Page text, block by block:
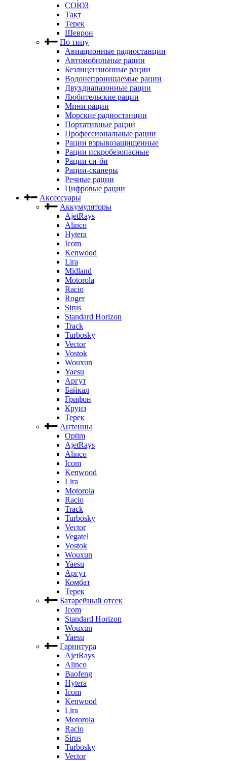
СОЮЗ
Такт
Терек
Шеврон
По типу
Авиационные радиостанции
Автомобильные рации
Безлицензионные рации
Водонепроницаемые рации
Двухдиапазонные рации
Любительские рации
Мини рации
Морские радиостанции
Портативные рации
Профессиональные рации
Рации взрывозащищенные
Рации искробезопасные
Рации си-би
Рации-сканеры
Речные рации
Цифровые рации
Аксессуары
Аккумуляторы
AjetRays
Alinco
Hytera
Icom
Kenwood
Lira
Midland
Motorola
Racio
Roger
Sirus
Standard Horizon
Track
Turbosky
Vector
Vostok
Wouxun
Yaesu
Аргут
Байкал
Грифон
Круиз
Терек
Антенны
Optim
AjetRays
Alinco
Icom
Kenwood
Lira
Motorola
Racio
Track
Turbosky
Vector
Vegatel
Vostok
Wouxun
Yaesu
Аргут
Комбат
Терек
Батарейный отсек
Icom
Standard Horizon
Wouxun
Yaesu
Гарнитура
AjetRays
Alinco
Baofeng
Hytera
Icom
Kenwood
Lira
Motorola
Racio
Sirus
Turbosky
Vector